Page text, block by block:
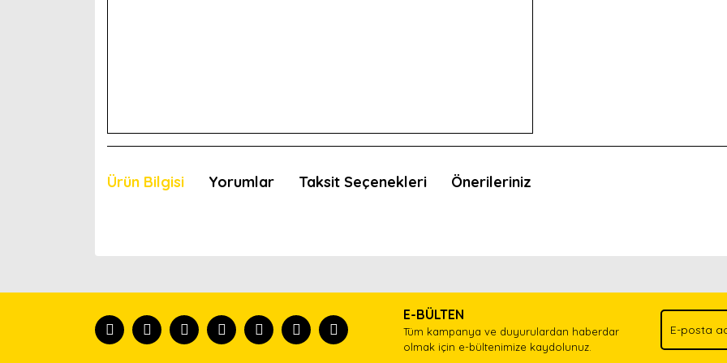
Ürün Bilgisi Yorumlar Taksit Seçenekleri Önerileriniz
Ürün açıklamasında eksik bilgiler bulunuyor.
E-BÜLTEN
Tüm kampanya ve duyurulardan haberdar
olmak için e-bültenimize kaydolunuz.